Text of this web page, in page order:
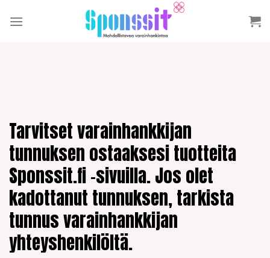
Tarvitset varainhankkijan
tunnuksen ostaaksesi tuotteita
Sponssit.fi -sivuilla. Jos olet
kadottanut tunnuksen, tarkista
tunnus varainhankkijan
yhteyshenkilöltä.